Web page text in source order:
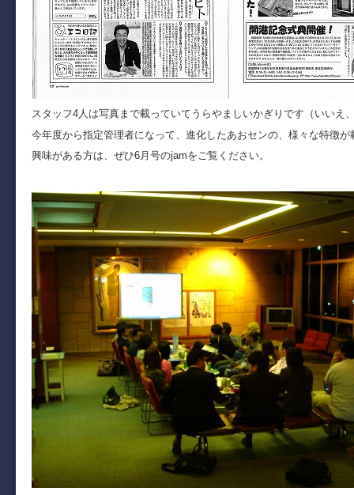
スタッフ4人は写真まで載っていてうらやましいかぎりです（いいえ
今年度から指定管理者になって、進化したあおセンの、様々な特徴が
興味がある方は、ぜひ6月号のjamをご覧ください。